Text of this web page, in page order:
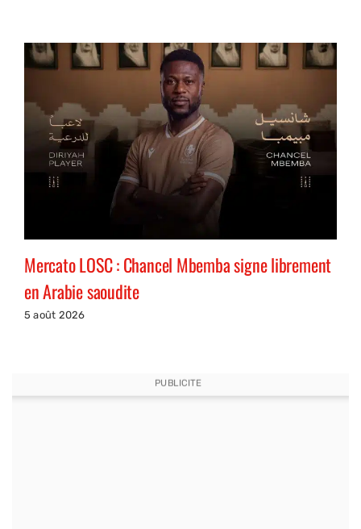
Mercato LOSC : Chancel Mbemba signe librement
en Arabie saoudite
5 août 2026
PUBLICITE